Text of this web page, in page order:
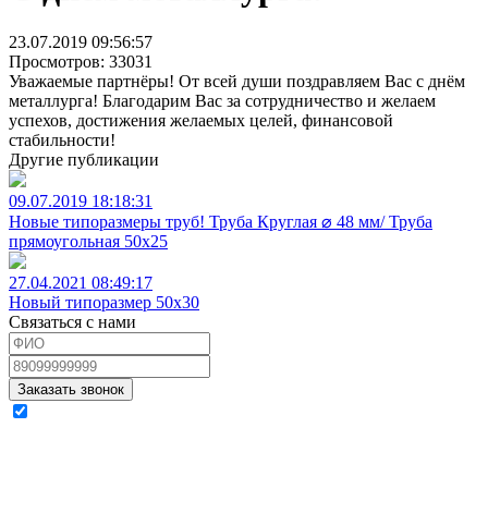
23.07.2019 09:56:57
Просмотров: 33031
Уважаемые партнёры! От всей души поздравляем Вас с днём
металлурга! Благодарим Вас за сотрудничество и желаем
успехов, достижения желаемых целей, финансовой
стабильности!
Другие публикации
09.07.2019 18:18:31
Новые типоразмеры труб! Труба Круглая ⌀ 48 мм/ Труба
прямоугольная 50х25
27.04.2021 08:49:17
Новый типоразмер 50x30
Связаться с нами